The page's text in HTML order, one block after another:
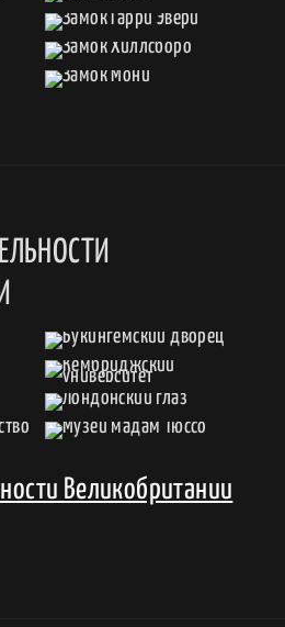
Великобритании